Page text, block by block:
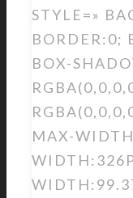
STYLE=»
BORDER:0;
BOX-
MAX-